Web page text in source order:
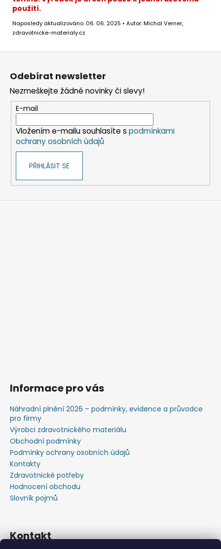
použití.
Naposledy aktualizováno: 06. 06. 2025 • Autor: Michal Verner,
zdravotnicke-materialy.cz
Z
Odebírat newsletter
Nezmeškejte žádné novinky či slevy!
E-mail
Vložením e-mailu souhlasíte s podmínkami
ochrany osobních údajů
PŘIHLÁSIT SE
Informace pro vás
Náhradní plnění 2026 – podmínky, evidence a průvodce
pro firmy
Výrobci zdravotnického materiálu
Obchodní podmínky
Podmínky ochrany osobních údajů
Kontakty
Zdravotnické potřeby
Hodnocení obchodu
Slovník pojmů
Kontakt